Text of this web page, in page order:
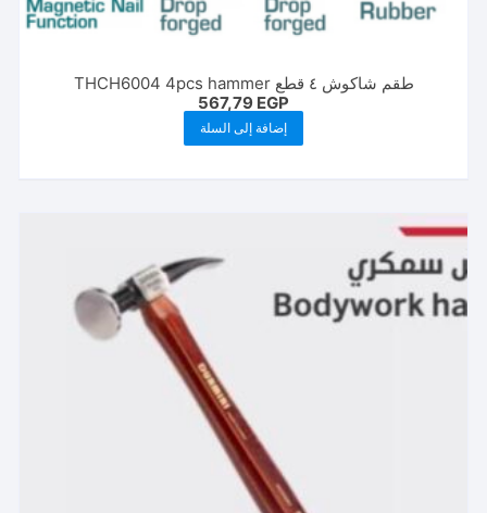
طقم شاكوش ٤ قطع THCH6004 4pcs hammer
567,79 EGP
إضافة إلى السلة